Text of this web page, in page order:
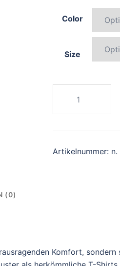
Color
Size
elegant-
sphinx
Menge
Artikelnummer: n.
(0)
Komfort,